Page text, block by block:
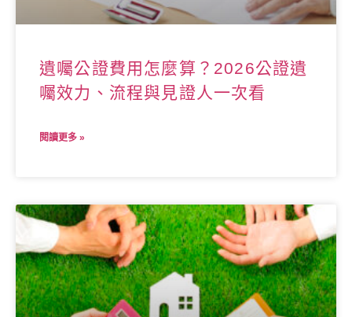
遺囑公證費用怎麼算？2026公證遺
囑效力、流程與見證人一次看
閱讀更多 »